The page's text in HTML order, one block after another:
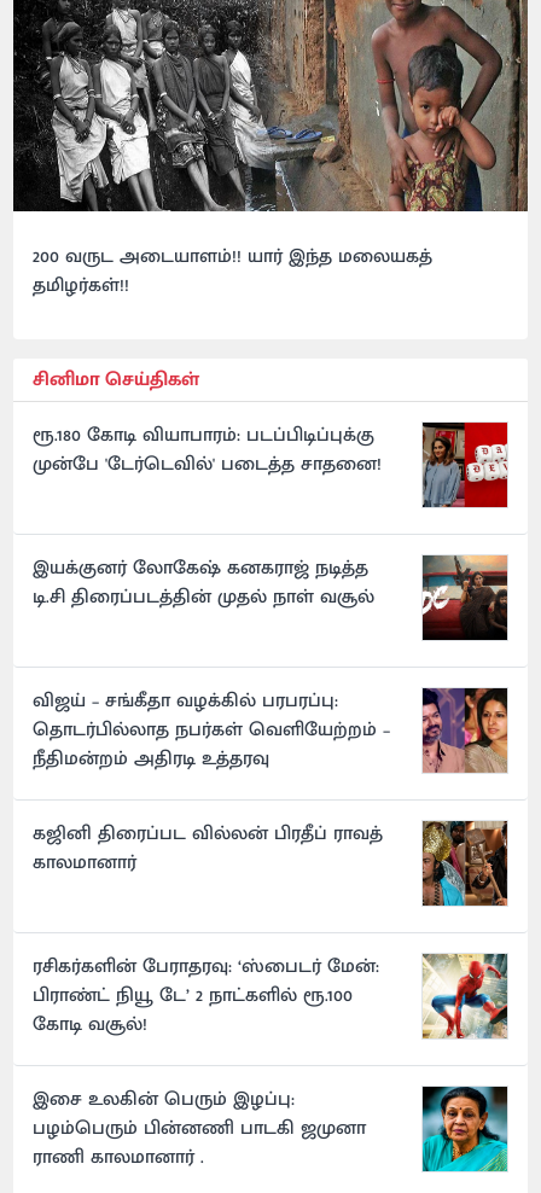
200 வருட அடையாளம்!! யார் இந்த மலையகத்
தமிழர்கள்!!
சினிமா செய்திகள்
ரூ.180 கோடி வியாபாரம்: படப்பிடிப்புக்கு
முன்பே 'டேர்டெவில்' படைத்த சாதனை!
இயக்குனர் லோகேஷ் கனகராஜ் நடித்த
டி.சி திரைப்படத்தின் முதல் நாள் வசூல்
விஜய் – சங்கீதா வழக்கில் பரபரப்பு:
தொடர்பில்லாத நபர்கள் வெளியேற்றம் –
நீதிமன்றம் அதிரடி உத்தரவு
கஜினி திரைப்பட வில்லன் பிரதீப் ராவத்
காலமானார்
ரசிகர்களின் பேராதரவு: ‘ஸ்பைடர் மேன்:
பிராண்ட் நியூ டே’ 2 நாட்களில் ரூ.100
கோடி வசூல்!
இசை உலகின் பெரும் இழப்பு:
பழம்பெரும் பின்னணி பாடகி ஜமுனா
ராணி காலமானார் .